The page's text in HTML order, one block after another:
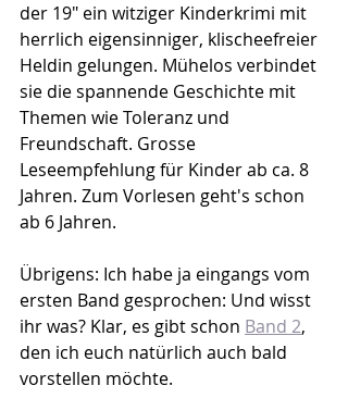
der 19" ein witziger Kinderkrimi mit
herrlich eigensinniger, klischeefreier
Heldin gelungen. Mühelos verbindet
sie die spannende Geschichte mit
Themen wie Toleranz und
Freundschaft. Grosse
Leseempfehlung für Kinder ab ca. 8
Jahren. Zum Vorlesen geht's schon
ab 6 Jahren.
Übrigens: Ich habe ja eingangs vom
ersten Band gesprochen: Und wisst
ihr was? Klar, es gibt schon Band 2,
den ich euch natürlich auch bald
vorstellen möchte.